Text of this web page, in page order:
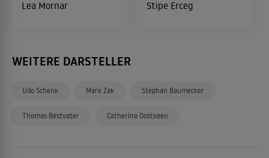
Lea Mornar Stipe Erceg
WEITERE DARSTELLER
Udo Schenk Mark Zak Stephan Baumecker
Thomas Bestvater Catherina Oostveen